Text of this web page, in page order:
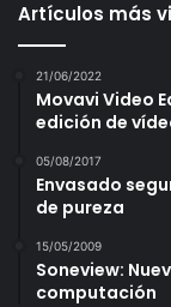
Artículos más
21/06/2022
Movavi Video
edición de
05/08/2017
Envasado
de pureza
15/05/2009
Soneview:
computación